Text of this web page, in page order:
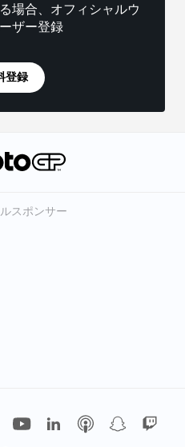
場合、オフィシャルウ
ザー登録
登録
スポンサー